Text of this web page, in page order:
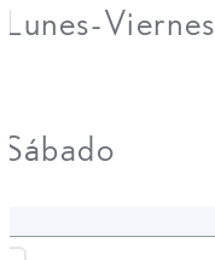
Lunes-Viernes
Sábado